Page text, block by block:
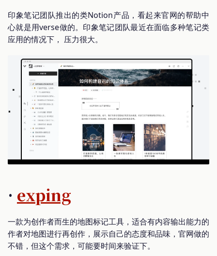
印象笔记团队推出的类Notion产品，看起来官网的帮助中
心就是用verse做的。印象笔记团队最近在面临多种笔记类
应用的情况下， 压力很大。
· exping
一款为创作者而生的地图标记工具，适合有内容输出能力的
作者对地图进行再创作，展示自己的态度和品味，官网做的
不错，但这个需求，可能要时间来验证下。